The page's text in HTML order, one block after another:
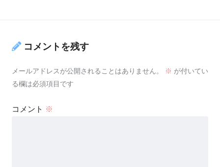
コメントを残す
メールアドレスが公開されることはありません。 ※ が付いてい
る欄は必須項目です
コメント ※